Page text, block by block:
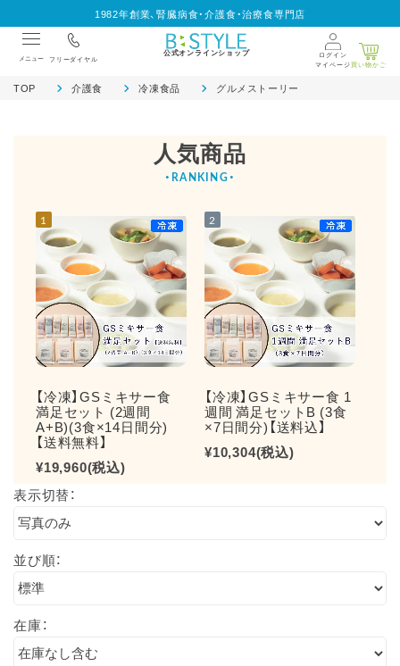
1982年創業、腎臓病食・介護食・治療食専門店
メニュー フリーダイヤル
公式オンラインショップ
ログイン
マイページ買い物かご
TOP 介護食 冷凍食品 グルメストーリー
人気商品
1
【冷凍】GSミキサー食
満足セット (2週間
A+B)(3食×14日間分)
【送料無料】
¥19,960(税込)
2
【冷凍】GSミキサー食 1
週間 満足セットB (3食
×7日間分)【送料込】
¥10,304(税込)
表示切替：
並び順：
在庫：